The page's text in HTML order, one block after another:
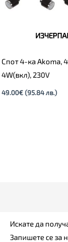
Спот 4-ка Akoma, 4
4W(вкл), 230V
49.00€ (95.84 лв.)
Искате да
Запишете се за